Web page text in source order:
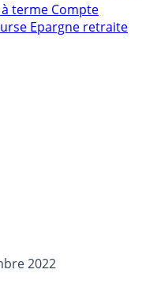
terme Compte
Epargne retraite
2022